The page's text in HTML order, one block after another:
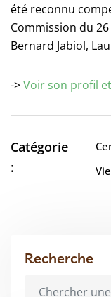
été reconnu
Commission du
Bernard Jabiol,
->Voir son profil
Catégorie
:
Recherche